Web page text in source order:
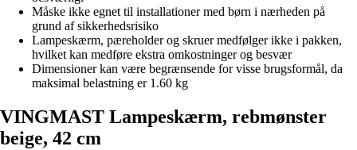
Måske ikke egnet til installationer med børn i nærheden på
grund af sikkerhedsrisiko
Lampeskærm, pæreholder og skruer medfølger ikke i pakken,
hvilket kan medføre ekstra omkostninger og besvær
Dimensioner kan være begrænsende for visse brugsformål, da
maksimal belastning er 1.60 kg
VINGMAST Lampeskærm, rebmønster
beige, 42 cm